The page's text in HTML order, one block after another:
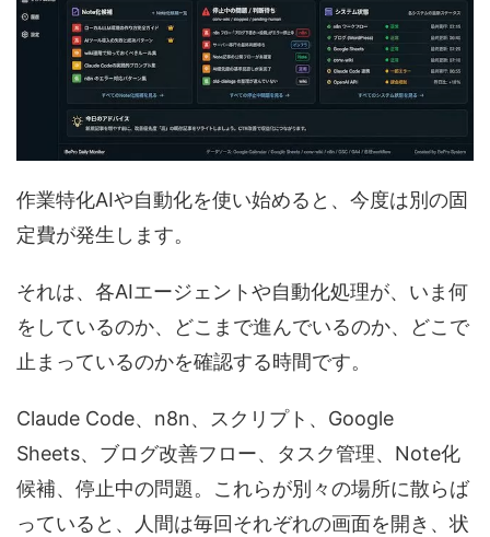
作業特化AIや自動化を使い始めると、今度は別の固
定費が発生します。
それは、各AIエージェントや自動化処理が、いま何
をしているのか、どこまで進んでいるのか、どこで
止まっているのかを確認する時間です。
Claude Code、n8n、スクリプト、Google
Sheets、ブログ改善フロー、タスク管理、Note化
候補、停止中の問題。これらが別々の場所に散らば
っていると、人間は毎回それぞれの画面を開き、状